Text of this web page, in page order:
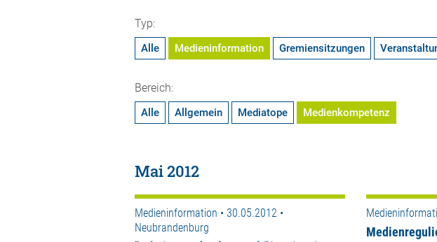
Typ:
Alle Medieninformation Gremiensitzungen
Bereich:
Alle Allgemein Mediatope Medienkompetenz
Mai 2012
Medieninformation • 30.05.2012 •
Neubrandenburg